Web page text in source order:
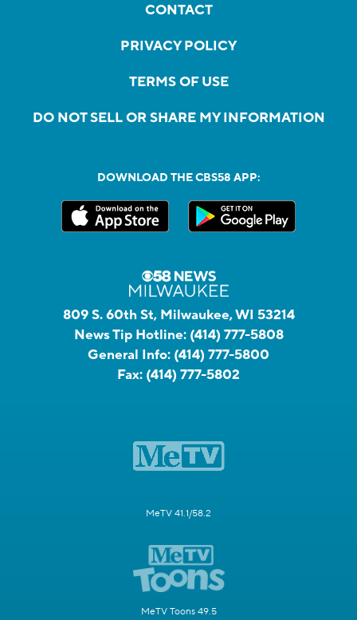
CONTACT
PRIVACY POLICY
TERMS OF USE
DO NOT SELL OR SHARE MY INFORMATION
DOWNLOAD THE CBS58 APP:
809 S. 60th St, Milwaukee, WI 53214
News Tip Hotline: (414) 777-5808
General Info: (414) 777-5800
Fax: (414) 777-5802
MeTV 41.1/58.2
MeTV Toons 49.5